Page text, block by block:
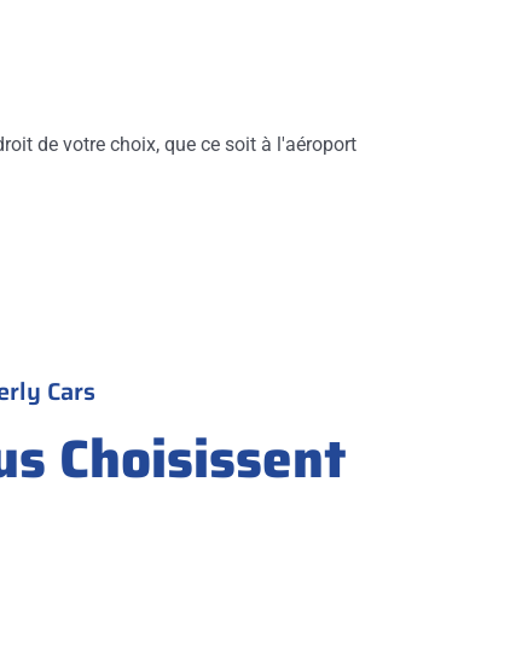
de votre choix, que ce soit à l'aéroport
Cars
Choisissent